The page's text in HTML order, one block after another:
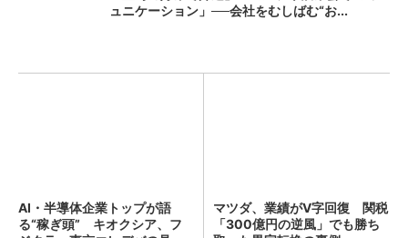
ュニケーション」──会社をむしばむ“お...
AI・半導体企業トップが語
る“稼ぎ頭” キオクシア、フ
マツダ、業績がV字回復 関税
「300億円の逆風」でも勝ち